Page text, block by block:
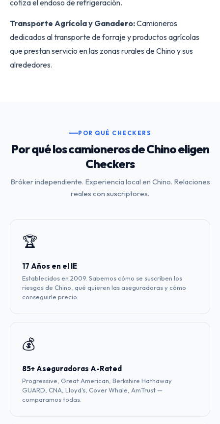
cotiza el endoso de refrigeración.
Transporte Agrícola y Ganadero:Camioneros
dedicados al transporte de forraje y productos agrícolas
que prestan servicio en las zonas rurales de Chino y sus
alrededores.
POR QUÉ CHECKERS
Por qué los camioneros de Chino eligen
Checkers
Bróker independiente. Experiencia local en Chino. Relaciones
reales con suscriptores.
🏆
17 Años en el IE
Establecidos en 2009. Sabemos cómo se suscriben los
riesgos de Chino, qué quieren las aseguradoras y cómo
conseguirle precio.
💰
85+ Aseguradoras A-Rated
Progressive, Great American, Berkshire Hathaway
GUARD, CNA, Lloyd's, Cover Whale, AmTrust —
comparamos todas.